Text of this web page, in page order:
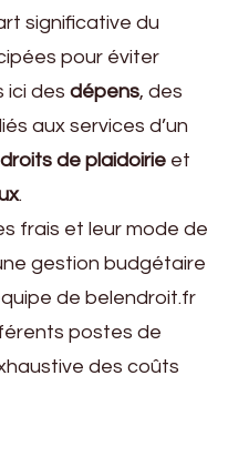
significative du
pour éviter
ici des dépens, des
aux services d’un
droits de plaidoirie et
.
frais et leur mode de
gestion budgétaire
de belendroit.fr
postes de
des coûts